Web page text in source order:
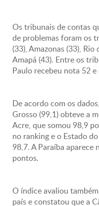
Os tribunais de contas
de problemas foram os
(33), Amazonas (33), Rio
Amapá (43). Entre os
Paulo recebeu nota 52
De acordo com os
Grosso (99,1) obteve a
Acre, que somou 98,9
no ranking e o Estado
98,7. A Paraíba aparece
pontos.
O índice avaliou
país e constatou que a